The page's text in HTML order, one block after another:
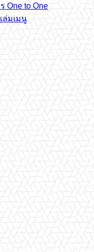
One to One
ล่มเมนู